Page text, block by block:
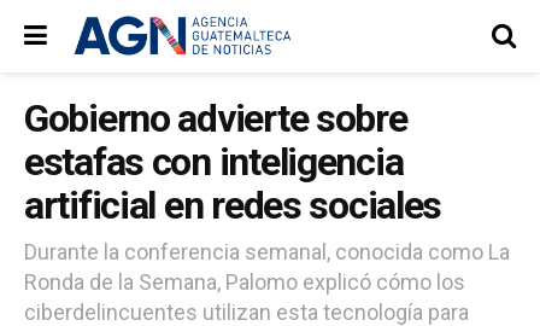
Gobierno advierte sobre
estafas con inteligencia
artificial en redes sociales
Durante la conferencia semanal, conocida como La
Ronda de la Semana, Palomo explicó cómo los
ciberdelincuentes utilizan esta tecnología para